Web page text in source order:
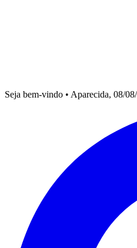
Seja bem-vindo • Aparecida, 08/